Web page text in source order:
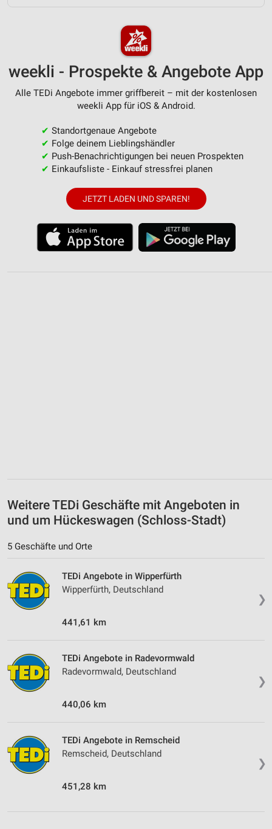
weekli - Prospekte & Angebote App
Alle TEDi Angebote immer griffbereit – mit der kostenlosen
weekli App für iOS & Android.
✔ Standortgenaue Angebote
✔ Folge deinem Lieblingshändler
✔ Push-Benachrichtigungen bei neuen Prospekten
✔ Einkaufsliste - Einkauf stressfrei planen
JETZT LADEN UND SPAREN!
Weitere TEDi Geschäfte mit Angeboten in
und um Hückeswagen (Schloss-Stadt)
5 Geschäfte und Orte
❯
TEDi Angebote in Wipperfürth
Wipperfürth, Deutschland
441,61 km
❯
TEDi Angebote in Radevormwald
Radevormwald, Deutschland
440,06 km
❯
TEDi Angebote in Remscheid
Remscheid, Deutschland
451,28 km